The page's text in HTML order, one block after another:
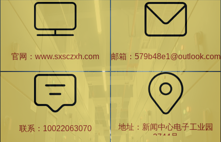
官网：www.sxsczxh.com 邮箱：579b48e1@outlook.com
联系：10022063070
地址：新闻中心电子工业园
2744号